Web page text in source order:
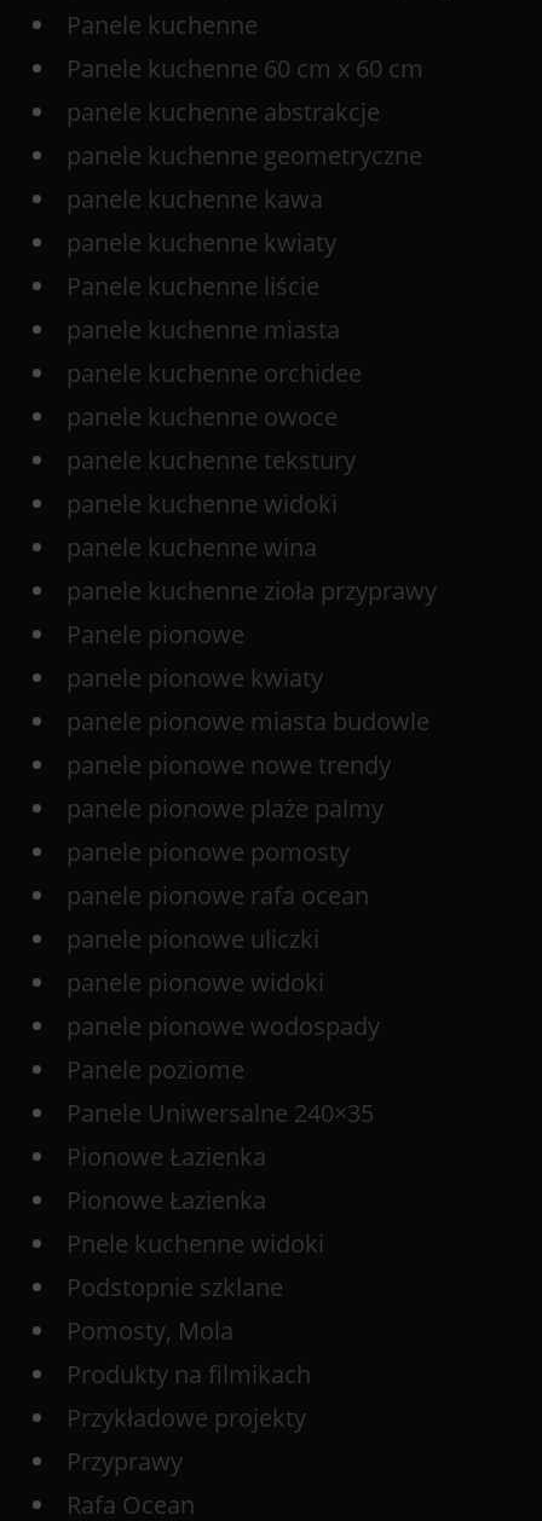
Panele kuchenne
Panele kuchenne 60 cm x 60 cm
panele kuchenne abstrakcje
panele kuchenne geometryczne
panele kuchenne kawa
panele kuchenne kwiaty
Panele kuchenne liście
panele kuchenne miasta
panele kuchenne orchidee
panele kuchenne owoce
panele kuchenne tekstury
panele kuchenne widoki
panele kuchenne wina
panele kuchenne zioła przyprawy
Panele pionowe
panele pionowe kwiaty
panele pionowe miasta budowle
panele pionowe nowe trendy
panele pionowe plaże palmy
panele pionowe pomosty
panele pionowe rafa ocean
panele pionowe uliczki
panele pionowe widoki
panele pionowe wodospady
Panele poziome
Panele Uniwersalne 240×35
Pionowe Łazienka
Pionowe Łazienka
Pnele kuchenne widoki
Podstopnie szklane
Pomosty, Mola
Produkty na filmikach
Przykładowe projekty
Przyprawy
Rafa Ocean